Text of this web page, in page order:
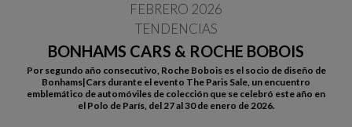
BONHAMS CARS & ROCHE BOBOIS
FEBRERO 2026
TENDENCIAS
Por segundo año consecutivo, Roche Bobois es el socio de diseño de
Bonhams|Cars durante el evento The Paris Sale, un encuentro
emblemático de automóviles de colección que se celebró este año en
el Polo de París, del 27 al 30 de enero de 2026.